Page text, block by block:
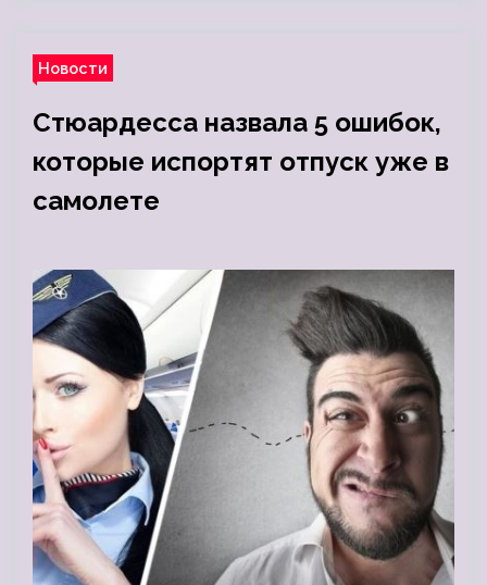
Новости
Стюардесса назвала 5 ошибок,
которые испортят отпуск уже в
самолете